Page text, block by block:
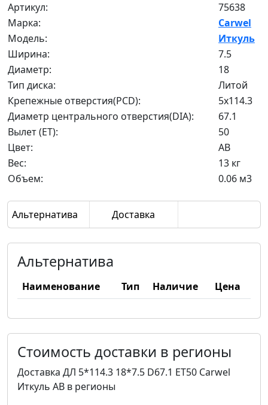
Артикул:
75638
Марка:
Carwel
Модель:
Иткуль
Ширина:
7.5
Диаметр:
18
Тип диска:
Литой
Крепежные отверстия(PCD):
5x114.3
Диаметр центрального отверстия(DIA):
67.1
Вылет (ET):
50
Цвет:
AB
Вес:
13 кг
Объем:
0.06 м3
Альтернатива Доставка
Альтернатива
Наименование Тип Наличие Цена
Стоимость доставки в регионы
Доставка ДЛ 5*114.3 18*7.5 D67.1 ET50 Carwel
Иткуль AB в регионы